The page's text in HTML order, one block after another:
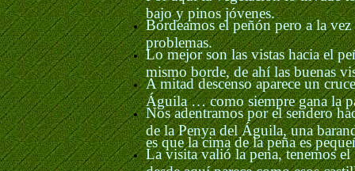
bajo y pinos jóvenes.
Bordeamos el peñón pero a la
problemas.
Lo mejor son las vistas hacia el
mismo borde, de ahí las buenas
A mitad descenso aparece un
Águila … como siempre gana la
Nos adentramos por el sendero
de la Penya del Águila, una
es que la cima de la peña es
La visita valió la pena, tenemos